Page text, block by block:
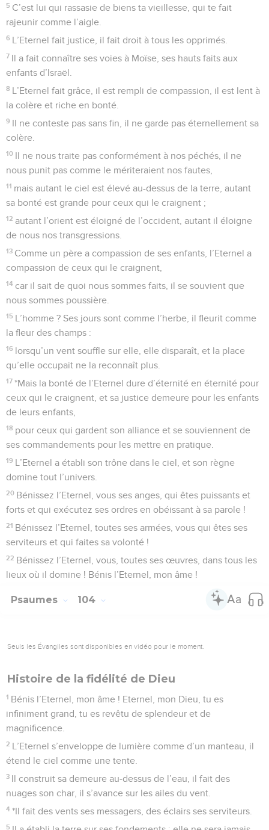
5 C’est lui qui rassasie de biens ta vieillesse, qui te fait
rajeunir comme l’aigle.
6 L’Eternel fait justice, il fait droit à tous les opprimés.
7 Il a fait connaître ses voies à Moïse, ses hauts faits aux
enfants d’Israël.
8 L’Eternel fait grâce, il est rempli de compassion, il est lent à
la colère et riche en bonté.
9 Il ne conteste pas sans fin, il ne garde pas éternellement sa
colère.
10 Il ne nous traite pas conformément à nos péchés, il ne
nous punit pas comme le mériteraient nos fautes,
11 mais autant le ciel est élevé au-dessus de la terre, autant
sa bonté est grande pour ceux qui le craignent ;
12 autant l’orient est éloigné de l’occident, autant il éloigne
de nous nos transgressions.
13 Comme un père a compassion de ses enfants, l’Eternel a
compassion de ceux qui le craignent,
14 car il sait de quoi nous sommes faits, il se souvient que
nous sommes poussière.
15 L’homme ? Ses jours sont comme l’herbe, il fleurit comme
la fleur des champs :
16 lorsqu’un vent souffle sur elle, elle disparaît, et la place
qu’elle occupait ne la reconnaît plus.
17 *Mais la bonté de l’Eternel dure d’éternité en éternité pour
ceux qui le craignent, et sa justice demeure pour les enfants
de leurs enfants,
18 pour ceux qui gardent son alliance et se souviennent de
ses commandements pour les mettre en pratique.
19 L’Eternel a établi son trône dans le ciel, et son règne
domine tout l’univers.
20 Bénissez l’Eternel, vous ses anges, qui êtes puissants et
forts et qui exécutez ses ordres en obéissant à sa parole !
21 Bénissez l’Eternel, toutes ses armées, vous qui êtes ses
serviteurs et qui faites sa volonté !
22 Bénissez l’Eternel, vous, toutes ses œuvres, dans tous les
lieux où il domine ! Bénis l’Eternel, mon âme !
Psaumes 104
Seuls les Évangiles sont disponibles en vidéo pour le moment.
Histoire de la fidélité de Dieu
1 Bénis l’Eternel, mon âme ! Eternel, mon Dieu, tu es
infiniment grand, tu es revêtu de splendeur et de
magnificence.
2 L’Eternel s’enveloppe de lumière comme d’un manteau, il
étend le ciel comme une tente.
3 Il construit sa demeure au-dessus de l’eau, il fait des
nuages son char, il s’avance sur les ailes du vent.
4 *Il fait des vents ses messagers, des éclairs ses serviteurs.
5